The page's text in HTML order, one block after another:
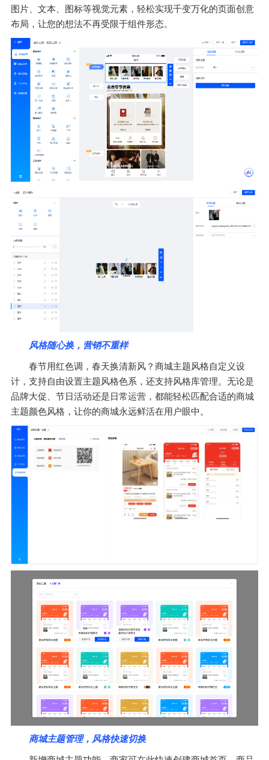
图片、文本、图标等视觉元素，轻松实现千变万化的页面创意
布局，让您的想法不再受限于组件形态。
风格随心换，营销不重样
春节用红色调，春天换清新风？商城主题风格自定义设
计，支持自由设置主题风格色系，还支持风格库管理。无论是
品牌大促、节日活动还是日常运营，都能轻松匹配合适的商城
主题颜色风格，让你的商城永远鲜活在用户眼中。
商城主题管理，风格快速切换